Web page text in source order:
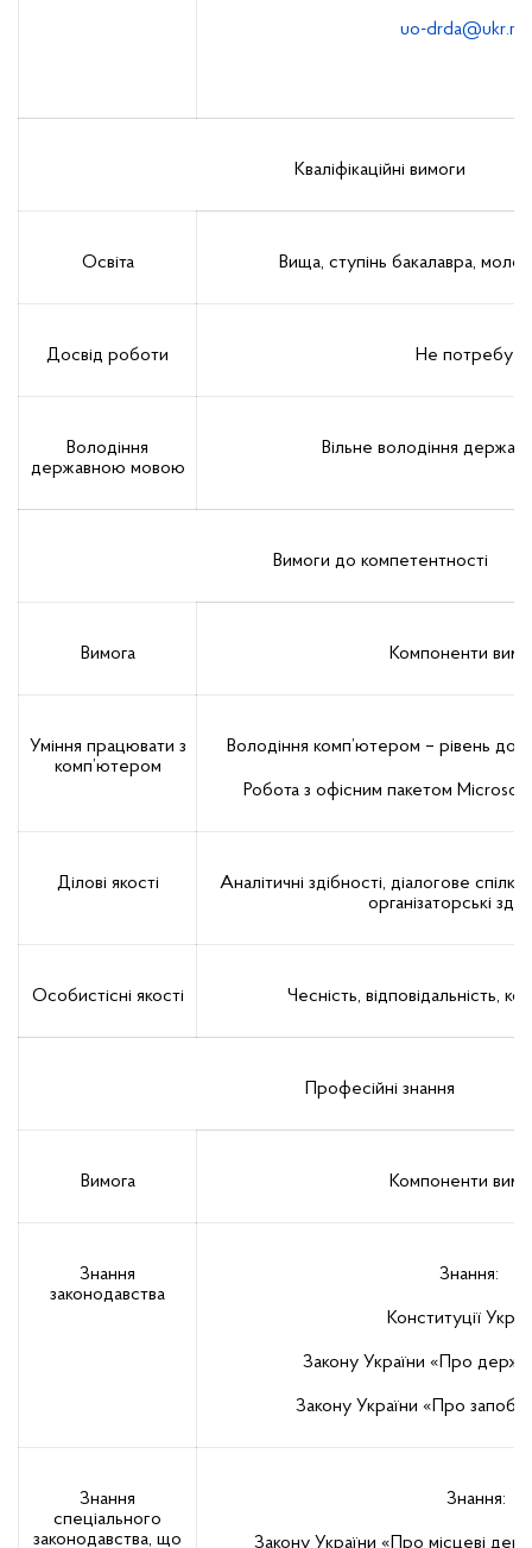
uo-
Кваліфікаційні вимоги
Освіта Вища, ступінь бакалавра,
Досвід роботи Не потребує
Володіння
державною мовою
Вільне володіння
Вимоги до компетентності
Вимога Компоненти
Уміння працювати з
комп’ютером
Володіння комп’ютером – рівень
Робота з офісним пакетом
Ділові якості
Аналітичні здібності, діалогове
організаторські
Особистісні якості Чесність, відповідальність,
Професійні знання
Вимога Компоненти
Знання
законодавства
Знання:
Конституції
Закону України «Про
Закону України «Про
Знання
спеціального
законодавства, що
Знання:
Закону України «Про місцеві